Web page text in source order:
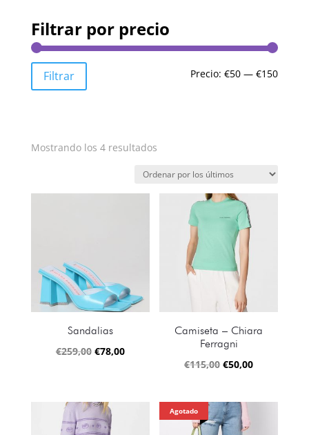
Filtrar por precio
Precio
Precio
Filtrar Precio:€50 —€150
Mostrando los 4 resultadosOrdenado
los
Sandalias
€259,00 El
era:
€259,00.
€78,00El
Camiseta – Chiara
Ferragni
€115,00 El
original
era:
€50,00El
actual
Agotado